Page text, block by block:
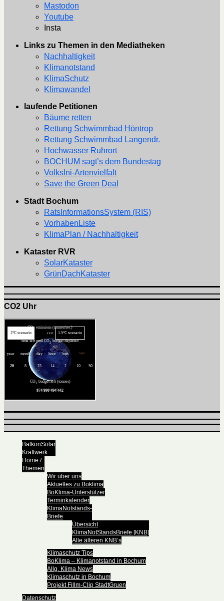
Mastodon
Youtube
Insta
Links zu Themen in den Mediatheken
Nachhaltigkeit
Klimanotstand
KlimaSchutz
Klimawandel
laufende Petitionen
Bäume retten
Rettung Schwimmbad Höntrop
Rettung Schwimmbad Langendr.
Hochwasser Ruhrort
BOCHUM sagt’s dem Bundestag
VolksIni-Artenvielfalt
Save the Green Deal
Stadt Bochum
RatsInformationsSystem (RIS)
VorhabenListe
KlimaPlan / Nachhaltigkeit
Kataster RVR
SolarKataster
GrünDachKataster
CO2 Uhr
BalkonSolar
Kraftwerk
Home /
Themen
Wir über uns
Aktuelles zu Boklima
BoKlima-Unterstützer
Terminkalender
KlimaNotstands-
Briefe
Übersicht
KlimaNotStandsBriefe [KNB]
Alle älteren KNB’s
Klimaschutz Tips
BoKlima – Klimanotstand in Bochum
Allg. Klima News
Klimaschutz in Bochum
Projekt Fillm-Clip StadtGruen
Datenschutz